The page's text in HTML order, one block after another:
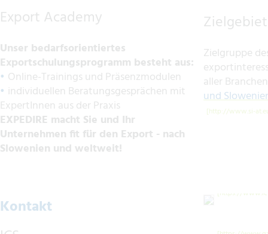
Export Academy
Unser bedarfsorientiertes
Exportschulungsprogramm besteht aus:
• Online-Trainings und Präsenzmodulen
• individuellen Beratungsgesprächen mit
ExpertInnen aus der Praxis
EXPEDIRE macht Sie und Ihr
Unternehmen fit für den Export - nach
Slowenien und weltweit!
Zielgebiet
Zielgruppe
aller
und
Kontakt